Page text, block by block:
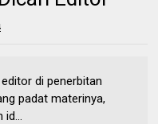
di penerbitan
padat materinya,
id...